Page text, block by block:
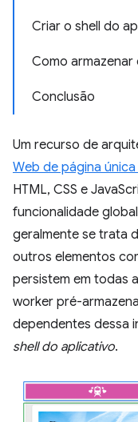
Criar o shell do
Como armazenar
Conclusão
Um recurso de
Web de página única
HTML, CSS e
funcionalidade
geralmente se trata
outros elementos
persistem em todas
worker pré-
dependentes dessa
shell do aplicativo.